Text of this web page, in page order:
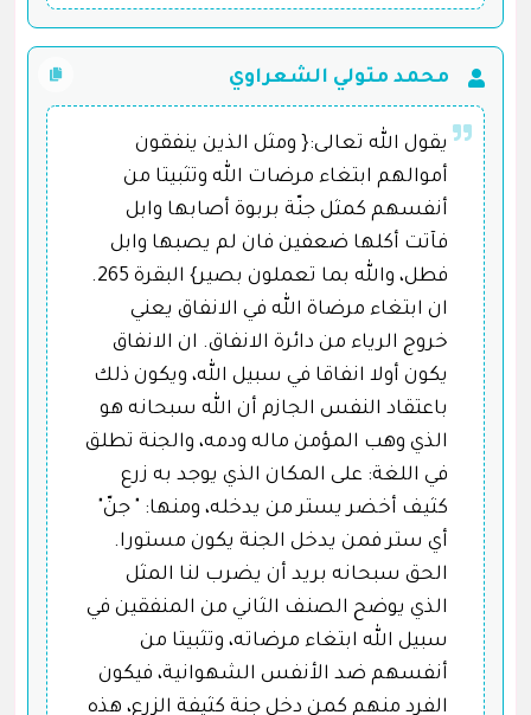
محمد متولي الشعراوي
يقول الله تعالى:{ ومثل الذين ينفقون
أموالهم ابتغاء مرضات الله وتثبيتا من
أنفسهم كمثل جنّة بربوة أصابها وابل
فآتت أكلها ضعفين فان لم يصبها وابل
فطل، والله بما تعملون بصير} البقرة 265.
ان ابتغاء مرضاة الله في الانفاق يعني
خروج الرياء من دائرة الانفاق. ان الانفاق
يكون أولا انفاقا في سبيل الله، ويكون ذلك
باعتقاد النفس الجازم أن الله سبحانه هو
الذي وهب المؤمن ماله ودمه، والجنة تطلق
في اللغة: على المكان الذي يوجد به زرع
كثيف أخضر يستر من يدخله، ومنها: " جنّ"
أي ستر فمن يدخل الجنة يكون مستورا.
الحق سبحانه بريد أن يضرب لنا المثل
الذي يوضح الصنف الثاني من المنفقين في
سبيل الله ابتغاء مرضاته، وتثبيتا من
أنفسهم ضد الأنفس الشهوانية، فيكون
الفرد منهم كمن دخل جنة كثيفة الزرع، هذه